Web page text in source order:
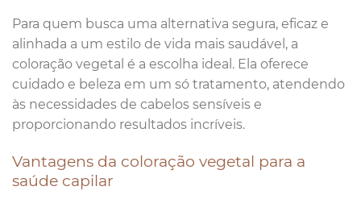
Para quem busca uma alternativa segura, eficaz e
alinhada a um estilo de vida mais saudável, a
coloração vegetal é a escolha ideal. Ela oferece
cuidado e beleza em um só tratamento, atendendo
às necessidades de cabelos sensíveis e
proporcionando resultados incríveis.
Vantagens da coloração vegetal para a
saúde capilar